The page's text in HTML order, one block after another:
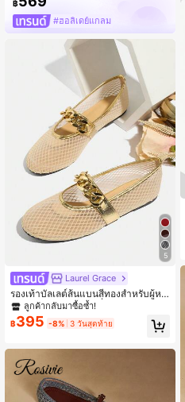
฿
#ฮอลิเดย์แกลม
5
Laurel Grace
รองเท้าบัลเลต์ส้นแบนสีทองสำหรับผู้หญิ
งไซส์ใหญ่, รองเท้าแมรี่เจนประดับโซ่กลิ
ตเตอร์ตาข่ายระบายอากาศ, รองเท้าสลิ
ปออนแฟชั่นตาข่ายกลวงสำหรับใส่กลา
น
ลูกค้ากลับมาซื้อซ้ำ!
฿395 -8% 3 วันสุดท้าย